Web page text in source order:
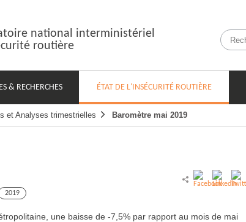
national interministériel
routière
& RECHERCHES ÉTAT DE L'INSÉCURITÉ ROUTIÈRE
et Analyses trimestrielles Baromètre mai 2019
2019
une baisse de -7,5% par rapport au mois de mai